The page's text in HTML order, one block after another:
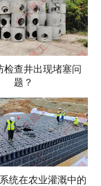
检查井出现堵塞问
题？
统在农业灌溉中的